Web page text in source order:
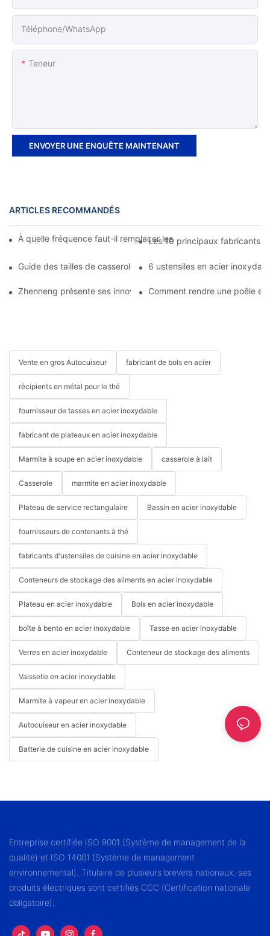
Téléphone/WhatsApp
Teneur
ENVOYER UNE ENQUÊTE MAINTENANT
ARTICLES RECOMMANDÉS
À quelle fréquence faut-il remplacer les ustensiles de cuisine
Les 10 principaux fabricants
Guide des tailles de casseroles en acier inoxydable : 24 cm,
6 ustensiles en acier
Zhenneng présente ses innovations en acier inoxydable lors
Comment rendre une poêle
Vente en gros Autocuiseur fabricant de bols en acier
récipients en métal pour le thé
fournisseur de tasses en acier inoxydable
fabricant de plateaux en acier inoxydable
Marmite à soupe en acier inoxydable casserole à lait
Casserole marmite en acier inoxydable
Plateau de service rectangulaire Bassin en acier inoxydable
fournisseurs de contenants à thé
fabricants d'ustensiles de cuisine en acier inoxydable
Conteneurs de stockage des aliments en acier inoxydable
Plateau en acier inoxydable Bols en acier inoxydable
boîte à bento en acier inoxydable Tasse en acier inoxydable
Verres en acier inoxydable Conteneur de stockage des aliments
Vaisselle en acier inoxydable
Marmite à vapeur en acier inoxydable
Autocuiseur en acier inoxydable
Batterie de cuisine en acier inoxydable
Entreprise certifiée ISO 9001 (Système de management de la
qualité) et ISO 14001 (Système de management
environnemental). Titulaire de plusieurs brevets nationaux, ses
produits électriques sont certifiés CCC (Certification nationale
obligatoire).